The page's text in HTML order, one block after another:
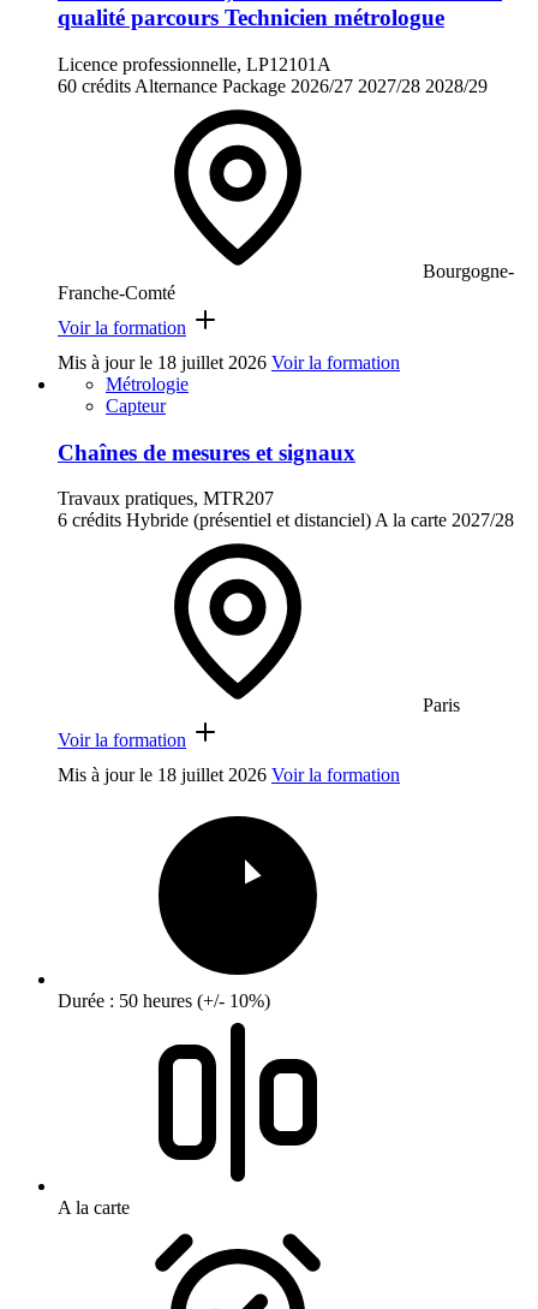
qualité parcours Technicien métrologue
Licence professionnelle, LP12101A
60 crédits Alternance Package 2026/27 2027/28 2028/29
Bourgogne-
Franche-Comté
Voir la formation
Mis à jour le 18 juillet 2026 Voir la formation
Métrologie
Capteur
Chaînes de mesures et signaux
Travaux pratiques, MTR207
6 crédits Hybride (présentiel et distanciel)A la carte 2027/28
Paris
Voir la formation
Mis à jour le 18 juillet 2026 Voir la formation
Durée : 50 heures (+/- 10%)
A la carte